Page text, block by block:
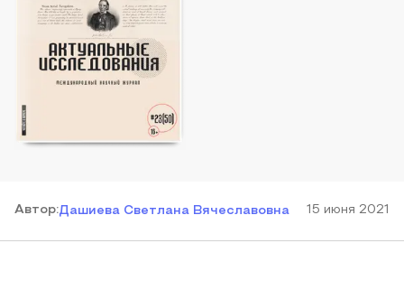
Автор:Дашиева Светлана Вячеславовна 15 июня 2021